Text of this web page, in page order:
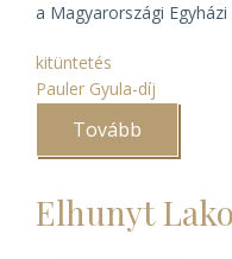
a Magyarországi
kitüntetés
Pauler Gyula-díj
Tovább
kapta
a
Pauler
Elhunyt